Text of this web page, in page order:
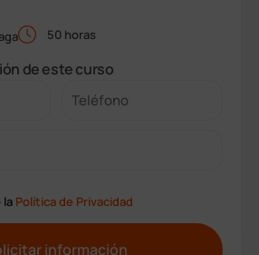
50 horas
de este curso
la Política de Privacidad